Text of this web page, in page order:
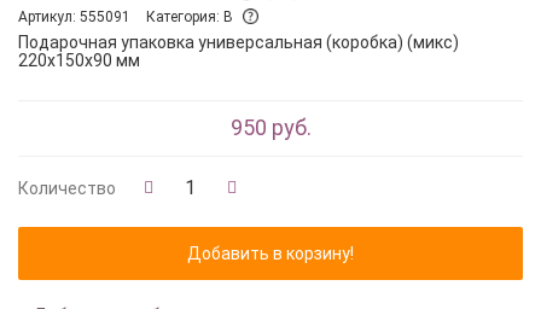
Артикул: 555091 Категория: B
Подарочная упаковка универсальная (коробка) (микс)
220х150х90 мм
950 руб.
Количество